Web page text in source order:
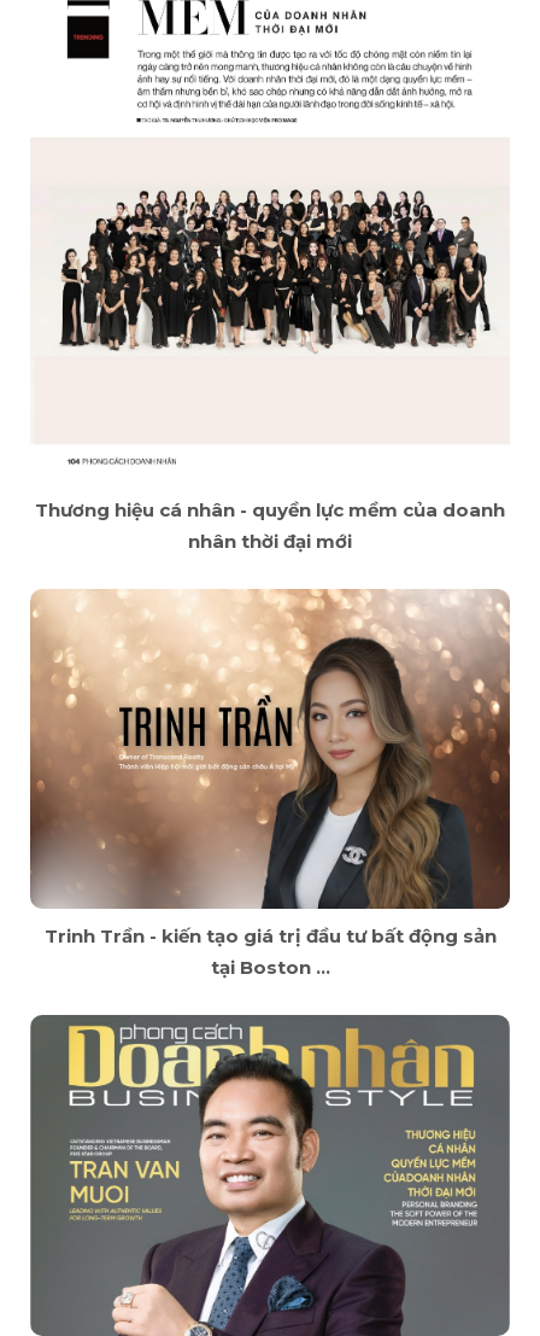
Thương hiệu cá nhân - quyền lực mềm của doanh
nhân thời đại mới
Trinh Trần - kiến tạo giá trị đầu tư bất động sản
tại Boston ...